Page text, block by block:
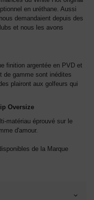
en uréthane. Aussi
demandaient depuis des
et nous les avons
finition argentée en PVD et
de gamme sont inédites
plairont aux golfeurs qui
Oversize
matériau éprouvé sur le
d'amour.
de la Marque